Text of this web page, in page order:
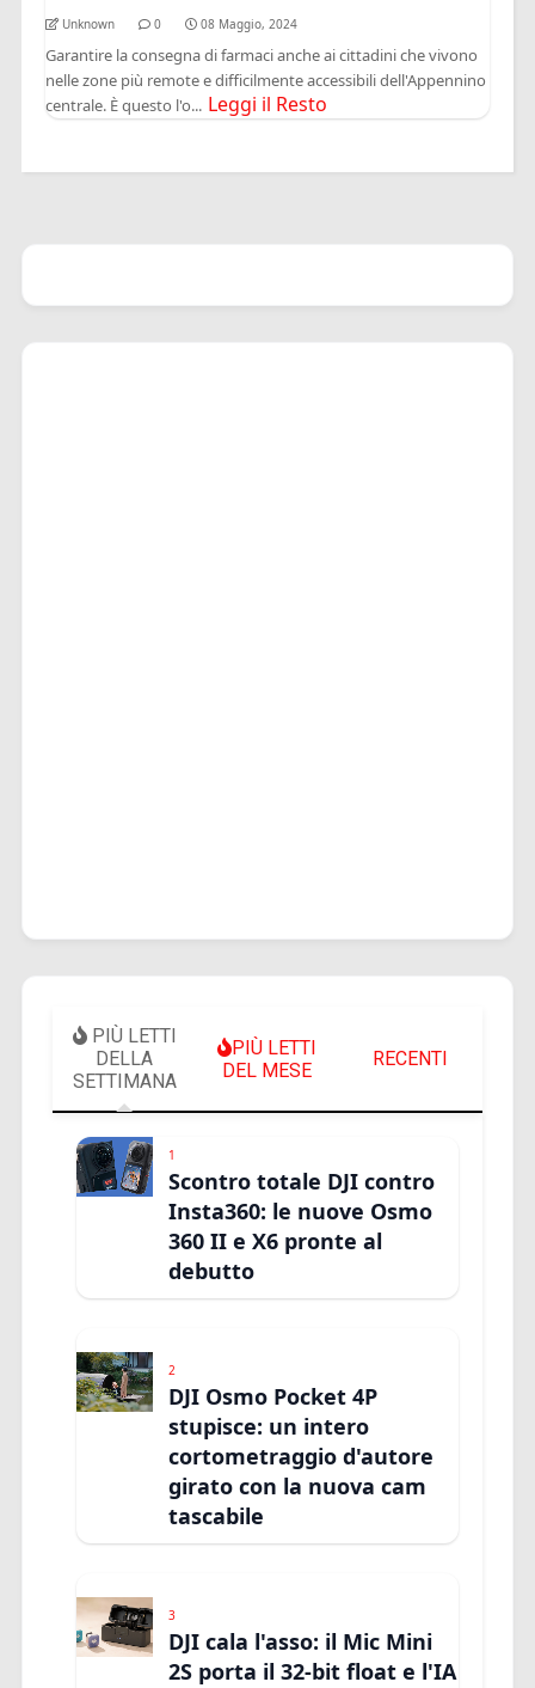
Unknown 0 08 Maggio, 2024
Garantire la consegna di farmaci anche ai cittadini che vivono
nelle zone più remote e difficilmente accessibili dell'Appennino
centrale. È questo l'o... Leggi il Resto
PIÙ LETTI
DELLA
SETTIMANA
PIÙ LETTI
DEL MESE
RECENTI
1
Scontro totale DJI contro
Insta360: le nuove Osmo
360 II e X6 pronte al
debutto
2
DJI Osmo Pocket 4P
stupisce: un intero
cortometraggio d'autore
girato con la nuova cam
tascabile
3
DJI cala l'asso: il Mic Mini
2S porta il 32-bit float e l'IA